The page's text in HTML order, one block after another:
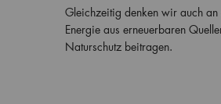
Gleichzeitig denken wir auch
Energie aus erneuerbaren
Naturschutz beitragen.